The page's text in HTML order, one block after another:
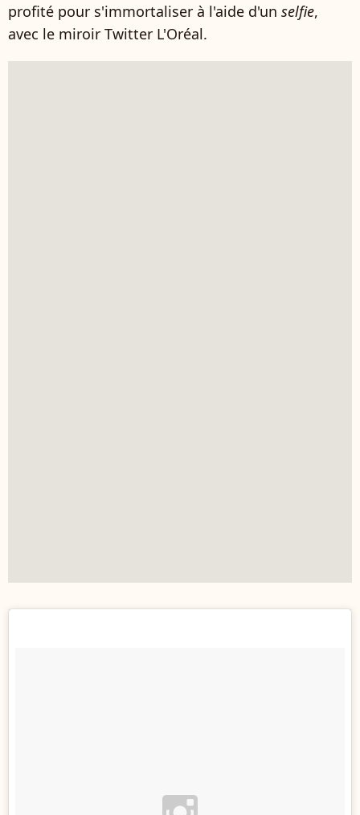
profité pour s'immortaliser à l'aide d'un selfie,
avec le miroir Twitter L'Oréal.